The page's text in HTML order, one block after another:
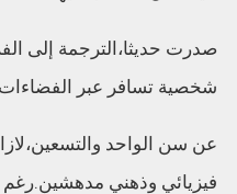
صدرت حديثا،الترجمة إلى
شخصية تسافر عبر الفضاءات
عن سن الواحد
فيزيائي وذهني مدهشين.رغم